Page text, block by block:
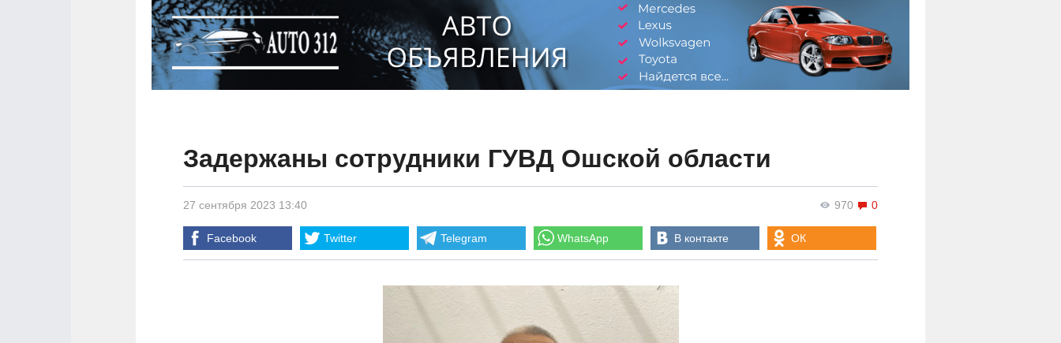
Задержаны сотрудники ГУВД Ошской области
970 0
27 сентября 2023 13:40
Facebook Twitter Telegram WhatsApp В контакте ОК